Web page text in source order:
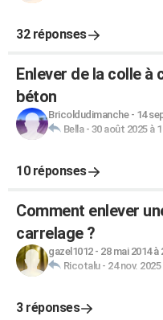
32 réponses
Enlever de la colle à
béton
Bricoldudimanche- 14
Bella- 30 août 2025 à
10 réponses
Comment enlever
carrelage ?
gazel1012- 28 mai 2014 à
Ricotalu- 24 nov. 2025
3 réponses